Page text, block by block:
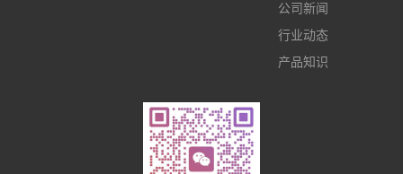
公司新闻
行业动态
产品知识